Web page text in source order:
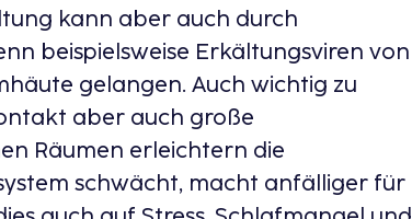
kann aber auch durch
beispielsweise Erkältungsviren von
gelangen. Auch wichtig zu
aber auch große
Räumen erleichtern die
schwächt, macht anfälliger für